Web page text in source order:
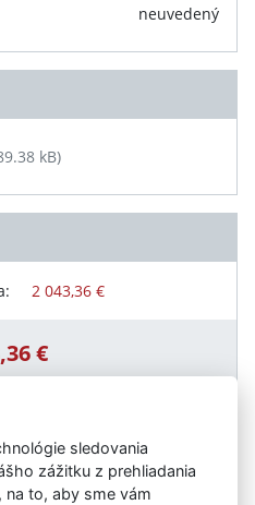
neuvedený
kB)
2 043,36 €
€
sledovania
zážitku z prehliadania
to, aby sme vám